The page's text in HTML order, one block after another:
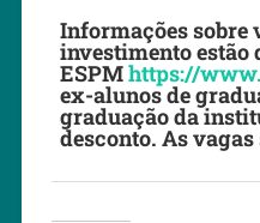
Informações sobre
investimento estão
ESPMhttps://
ex-alunos de
graduação da
desconto. As